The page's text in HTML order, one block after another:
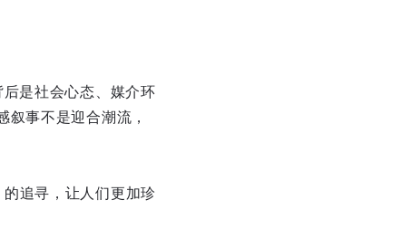
是社会心态、媒介环
事不是迎合潮流，
追寻，让人们更加珍